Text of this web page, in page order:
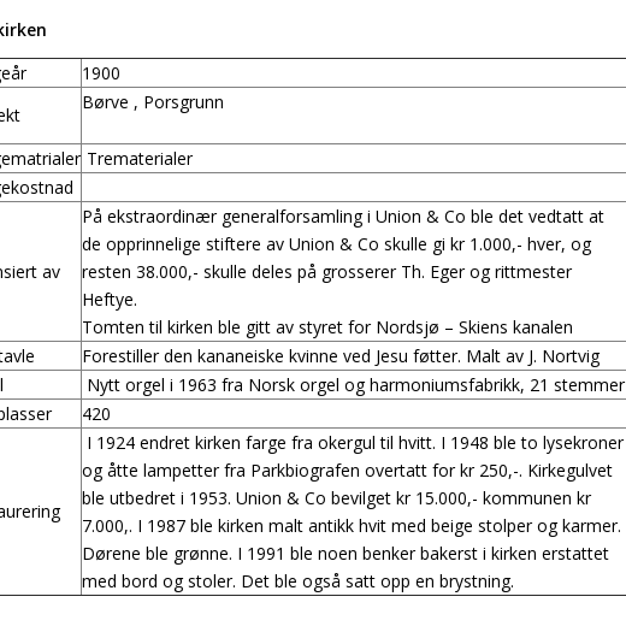
1900
Børve , Porsgrunn
Trematerialer
av
På ekstraordinær generalforsamling i Union & Co ble det vedtatt at
de opprinnelige stiftere av Union & Co skulle gi kr 1.000,- hver, og
resten 38.000,- skulle deles på grosserer Th. Eger og rittmester
Heftye.
Tomten til kirken ble gitt av styret for Nordsjø – Skiens kanalen
Forestiller den kananeiske kvinne ved Jesu føtter. Malt av J. Nortvig
Nytt orgel i 1963 fra Norsk orgel og harmoniumsfabrikk, 21 stemmer
420
I 1924 endret kirken farge fra okergul til hvitt. I 1948 ble to lysekroner
og åtte lampetter fra Parkbiografen overtatt for kr 250,-. Kirkegulvet
ble utbedret i 1953. Union & Co bevilget kr 15.000,- kommunen kr
7.000,. I 1987 ble kirken malt antikk hvit med beige stolper og karmer.
Dørene ble grønne. I 1991 ble noen benker bakerst i kirken erstattet
med bord og stoler. Det ble også satt opp en brystning.